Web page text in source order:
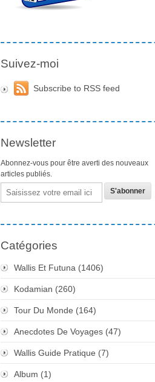
Suivez-moi
Subscribe to RSS feed
Newsletter
Abonnez-vous pour être averti des nouveaux
articles publiés.
Email
Catégories
Wallis Et Futuna (1406)
Kodamian (260)
Tour Du Monde (164)
Anecdotes De Voyages (47)
Wallis Guide Pratique (7)
Album (1)